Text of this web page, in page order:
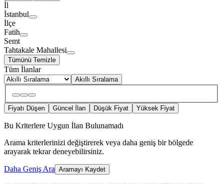
İl
İstanbul
İlçe
Fatih
Semt
Tahtakale Mahallesi
Tümünü Temizle
Tüm İlanlar
Akıllı Sıralama
Fiyatı Düşen Güncel İlan Düşük Fiyat Yüksek Fiyat
Bu Kriterlere Uygun İlan Bulunamadı
Arama kriterlerinizi değiştirerek veya daha geniş bir bölgede
arayarak tekrar deneyebilirsiniz.
Daha Geniş Ara Aramayı Kaydet